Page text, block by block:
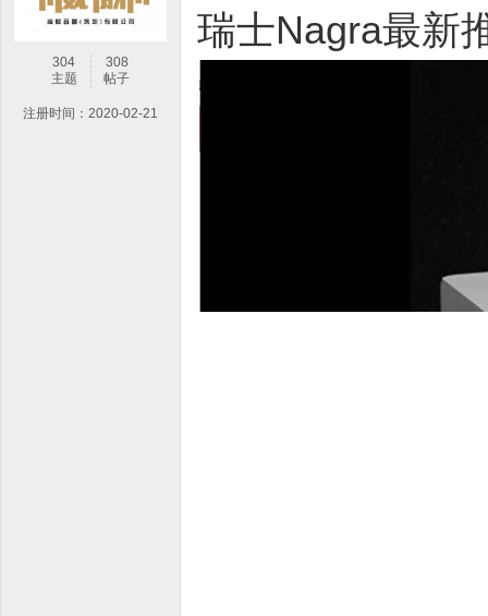
304
主题
308
帖子
注册时间：2020-02-21
瑞士Nagra最新